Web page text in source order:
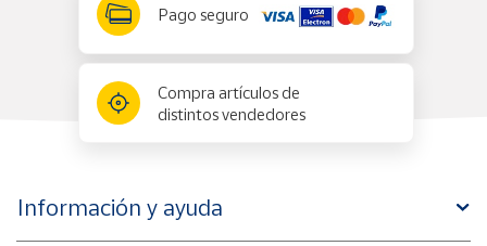
Pago seguro
Compra artículos de
distintos vendedores
Información y ayuda